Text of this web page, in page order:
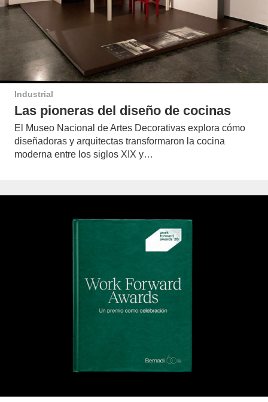
Industrial
Las pioneras del diseño de cocinas
El Museo Nacional de Artes Decorativas explora cómo
diseñadoras y arquitectas transformaron la cocina
moderna entre los siglos XIX y…